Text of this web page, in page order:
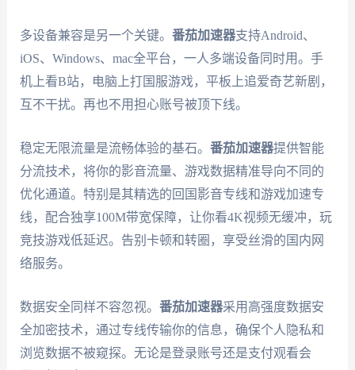
多设备兼容是另一个关键。 番茄加速器支持Android、
iOS、Windows、mac全平台，一人多端设备同时用。手
机上看B站，电脑上打国服游戏，平板上追爱奇艺新剧，
互不干扰。再也不用担心账号被顶下线。
稳定无限流量是流畅体验的基石。 番茄加速器提供智能
分流技术，将你的影音流量、游戏数据精准导向不同的
优化通道。特别是其精选的回国影音专线和游戏加速专
线，配合独享100M带宽保障，让你看4K视频无缓冲，玩
竞技游戏低延迟。告别卡顿和转圈，享受丝滑的国内网
络服务。
数据安全同样不容忽视。 番茄加速器采用高强度数据安
全加密技术，通过专线传输你的信息，确保个人隐私和
浏览数据不被窥探。无论是登录账号还是支付观看会